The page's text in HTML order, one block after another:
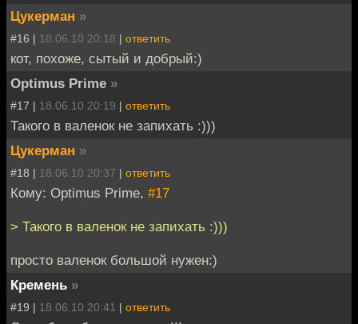
Цукерман »
#16 | 18.06.10 20:18 | ответить
кот, похоже, сытый и добрый:)
Optimus Prime »
#17 | 18.06.10 20:19 | ответить
Такого в валенок не запихать :)))
Цукерман »
#18 | 18.06.10 20:37 | ответить
Кому: Optimus Prime, #17
> Такого в валенок не запихать :)))
просто валенок большой нужен:)
Кремень »
#19 | 18.06.10 20:41 | ответить